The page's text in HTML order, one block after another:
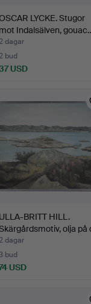
LYCKE. Stugor
Indalsälven,
dagar
bud
USD
BRITT HILL.
olja på
dagar
bud
USD